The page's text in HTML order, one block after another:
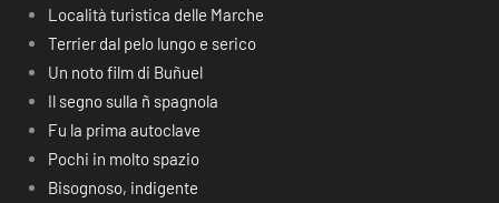
Località turistica delle Marche
Terrier dal pelo lungo e serico
Un noto film di Buñuel
Il segno sulla ñ spagnola
Fu la prima autoclave
Pochi in molto spazio
Bisognoso, indigente